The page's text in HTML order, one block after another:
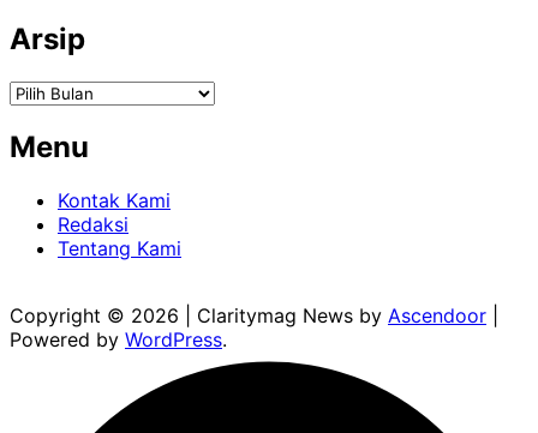
Arsip
Arsip
Menu
Kontak Kami
Redaksi
Tentang Kami
Copyright © 2026 | Claritymag News by Ascendoor
Powered by WordPress.